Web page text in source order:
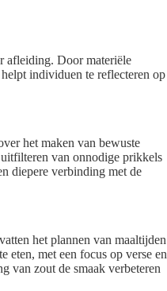
afleiding. Door materiële
individuen te reflecteren op
het maken van bewuste
van onnodige prikkels
diepere verbinding met de
het plannen van maaltijden
eten, met een focus op verse en
van zout de smaak verbeteren